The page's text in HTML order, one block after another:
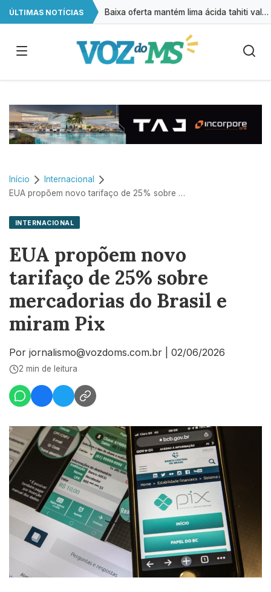
ÚLTIMAS NOTÍCIAS Baixa oferta mantém lima ácida tahiti valorizada, aponta CEPEA
Início
Internacional
EUA propõem novo tarifaço de 25% sobre mercadorias do Brasil e miram Pix
INTERNACIONAL
EUA propõem novo
tarifaço de 25% sobre
mercadorias do Brasil e
miram Pix
Por jornalismo@vozdoms.com.br 02/06/2026
2 min de leitura